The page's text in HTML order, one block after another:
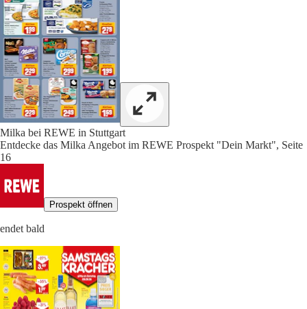
Milka bei REWE in Stuttgart
Entdecke das Milka Angebot im REWE Prospekt "Dein Markt", Seite
16
Prospekt öffnen
endet bald